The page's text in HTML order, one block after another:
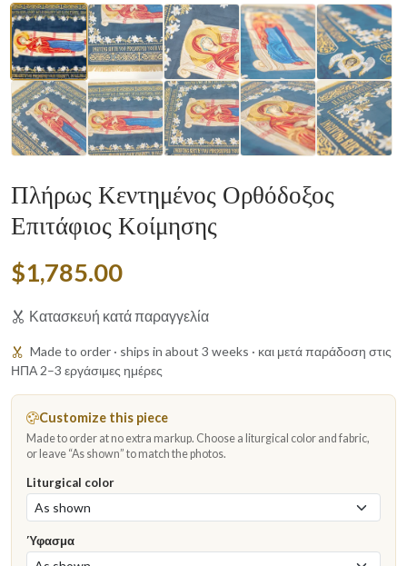
Πλήρως Κεντημένος Ορθόδοξος
Επιτάφιος Κοίμησης
$1,785.00
Κατασκευή κατά παραγγελία
Made to order · ships in about 3 weeks · και μετά παράδοση στις
ΗΠΑ 2–3 εργάσιμες ημέρες
Customize this piece
Made to order at no extra markup. Choose a liturgical color and fabric,
or leave “As shown” to match the photos.
Liturgical color
Ύφασμα